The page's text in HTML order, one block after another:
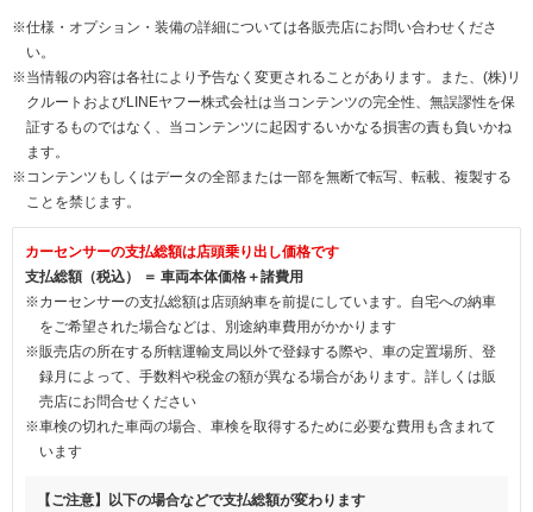
※仕様・オプション・装備の詳細については各販売店にお問い合わせくださ
い。
※当情報の内容は各社により予告なく変更されることがあります。また、(株)リ
クルートおよびLINEヤフー株式会社は当コンテンツの完全性、無誤謬性を保
証するものではなく、当コンテンツに起因するいかなる損害の責も負いかね
ます。
※コンテンツもしくはデータの全部または一部を無断で転写、転載、複製する
ことを禁じます。
カーセンサーの支払総額は店頭乗り出し価格です
支払総額（税込） ＝ 車両本体価格＋諸費用
※カーセンサーの支払総額は店頭納車を前提にしています。自宅への納車
をご希望された場合などは、別途納車費用がかかります
※販売店の所在する所轄運輸支局以外で登録する際や、車の定置場所、登
録月によって、手数料や税金の額が異なる場合があります。詳しくは販
売店にお問合せください
※車検の切れた車両の場合、車検を取得するために必要な費用も含まれて
います
【ご注意】以下の場合などで支払総額が変わります